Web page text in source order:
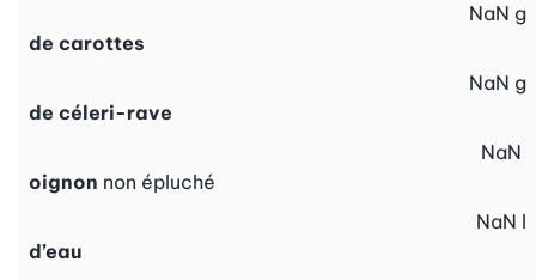
de carottes
NaN g
de céleri-rave
NaN g
oignon non épluché
NaN
d’eau
NaN l